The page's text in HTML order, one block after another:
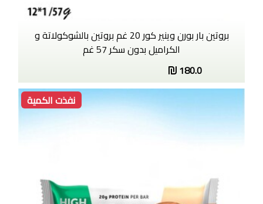
بروتين بار بورن وينير كور 20 غم بروتين بالشوكولاتة و
الكراميل بدون سكر 57 غم
180.0
نفذت الكمية